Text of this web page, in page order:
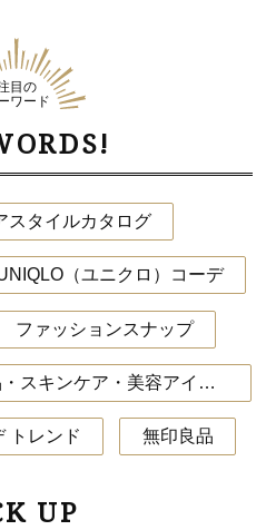
目の
ワード
スタイルカタログ
（ユニクロ）コーデ
ファッションスナップ
40代におすすめの化粧品・スキンケア・美容アイテム
トレンド 無印良品
UP